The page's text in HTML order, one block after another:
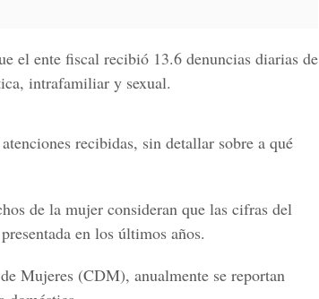
el ente fiscal recibió 13.6 denuncias diarias de
intrafamiliar y sexual.
recibidas, sin detallar sobre a qué
de la mujer consideran que las cifras del
en los últimos años.
Mujeres (CDM), anualmente se reportan